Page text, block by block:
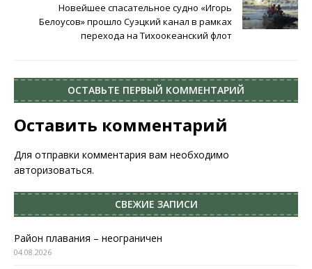
Новейшее спасательное судно «Игорь
Белоусов» прошло Суэцкий канал в рамках
перехода на Тихоокеанский флот
ОСТАВЬТЕ ПЕРВЫЙ КОММЕНТАРИЙ
Оставить комментарий
Для отправки комментария вам необходимо
авторизоваться.
СВЕЖИЕ ЗАПИСИ
Район плавания – неограничен
04.08.2026